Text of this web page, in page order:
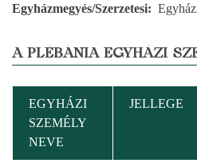
Egyházmegyés/Szerzetesi
A PLÉBÁNIA EGYHÁZI
EGYHÁZI
SZEMÉLY
NEVE
JELLEGE